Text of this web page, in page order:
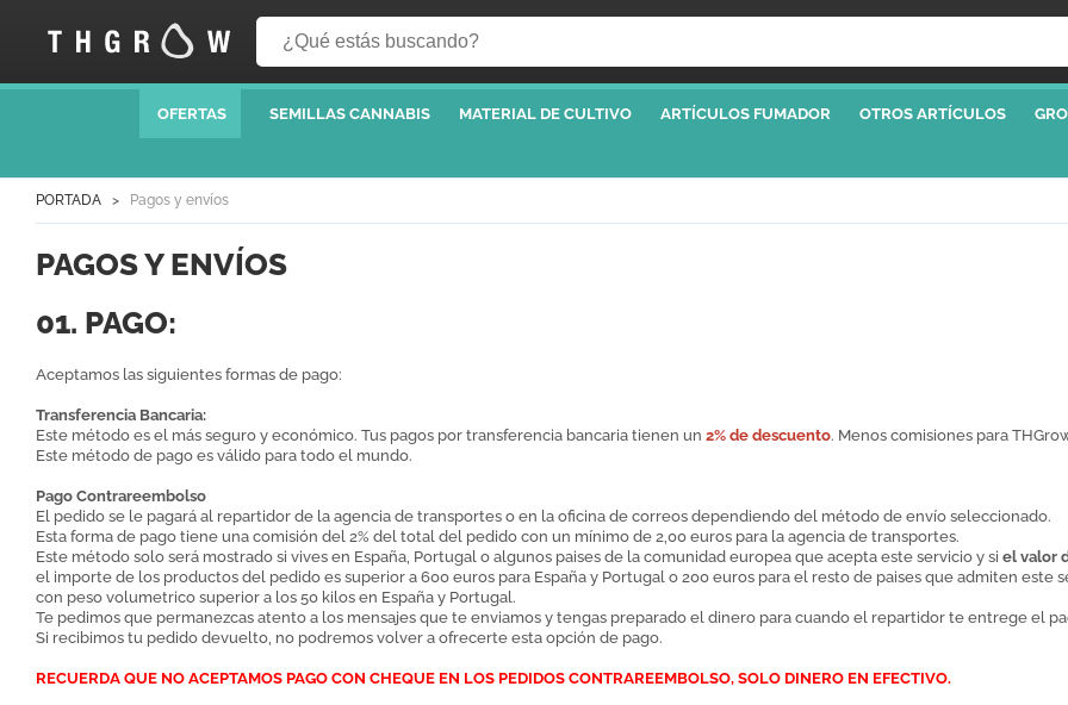
OFERTAS SEMILLAS CANNABIS MATERIAL DE CULTIVO ARTÍCULOS FUMADOR OTROS ARTÍCULOS
PORTADA Pagos y envíos
PAGOS Y ENVÍOS
01. PAGO:
Aceptamos las siguientes formas de pago:
Transferencia Bancaria:
Este método es el más seguro y económico. Tus pagos por transferencia bancaria tienen un 2% de descuento. Menos comisiones para
Este método de pago es válido para todo el mundo.
Pago Contrareembolso
El pedido se le pagará al repartidor de la agencia de transportes o en la oficina de correos dependiendo del método de envío seleccionado.
Esta forma de pago tiene una comisión del 2% del total del pedido con un mínimo de 2,00 euros para la agencia de transportes.
Este método solo será mostrado si vives en España, Portugal o algunos paises de la comunidad europea que acepta este servicio y si el valor
el importe de los productos del pedido es superior a 600 euros para España y Portugal o 200 euros para el resto de paises que admiten
con peso volumetrico superior a los 50 kilos en España y Portugal.
Te pedimos que permanezcas atento a los mensajes que te enviamos y tengas preparado el dinero para cuando el repartidor te entrege el
Si recibimos tu pedido devuelto, no podremos volver a ofrecerte esta opción de pago.
RECUERDA QUE NO ACEPTAMOS PAGO CON CHEQUE EN LOS PEDIDOS CONTRAREEMBOLSO, SOLO DINERO EN EFECTIVO.